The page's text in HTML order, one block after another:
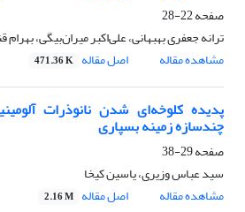
صفحه22-28
ترانه جعفری بهبهانی، علی‌اکبر میران‌بیگی، بهرام
مشاهده مقاله
اصل مقاله 471.36 K
پدیده کلوخه‌ای شدن نانوذرات
چندسازه زمینه بسپاری
صفحه29-38
سید عباس وزیری، یاسین کیخا
مشاهده مقاله
اصل مقاله 2.16 M